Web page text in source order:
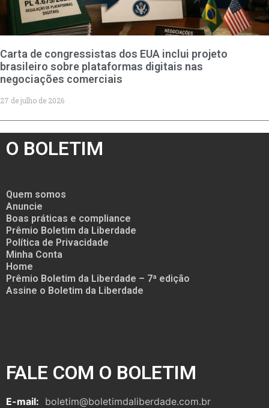
Carta de congressistas dos EUA inclui projeto
brasileiro sobre plataformas digitais nas
negociações comerciais
27 de julho de 2026
O BOLETIM
Quem somos
Anuncie
Boas práticas e compliance
Prêmio Boletim da Liberdade
Política de Privacidade
Minha Conta
Home
Prêmio Boletim da Liberdade – 7ª edição
Assine o Boletim da Liberdade
FALE COM O BOLETIM
E-mail: boletim@boletimdaliberdade.com.br